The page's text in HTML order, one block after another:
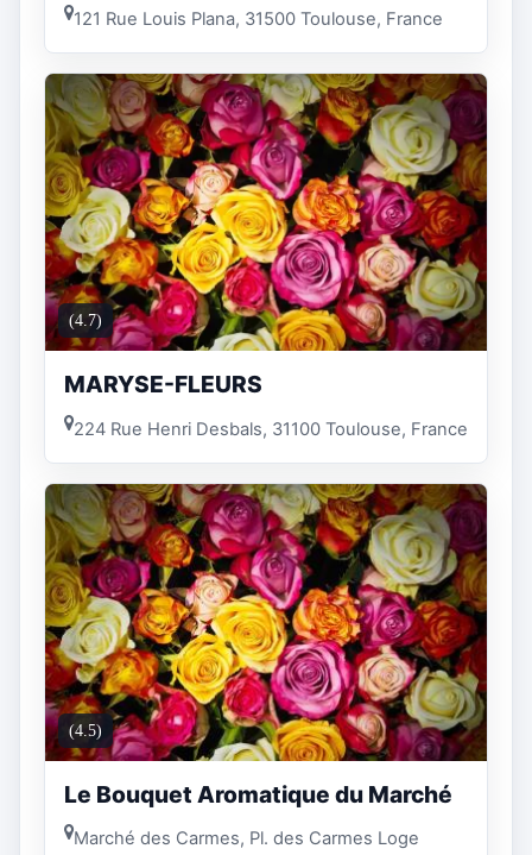
121 Rue Louis Plana, 31500 Toulouse, France
(4.7)
MARYSE-FLEURS
224 Rue Henri Desbals, 31100 Toulouse, France
(4.5)
Le Bouquet Aromatique du Marché
Marché des Carmes, Pl. des Carmes Loge